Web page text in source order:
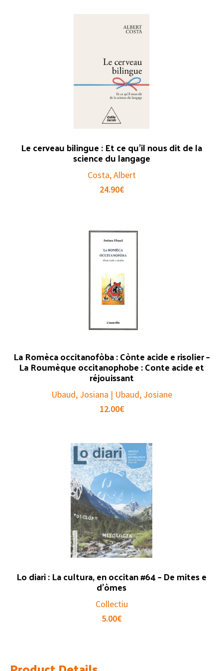
Le cerveau bilingue : Et ce qu’il nous dit de la
science du langage
Costa, Albert
24.90€
La Romèca occitanofòba : Cònte acide e risolier –
La Roumèque occitanophobe : Conte acide et
réjouissant
Ubaud, Josiana | Ubaud, Josiane
12.00€
Lo diari : La cultura, en occitan #64 – De mites e
d’òmes
Collectiu
5.00€